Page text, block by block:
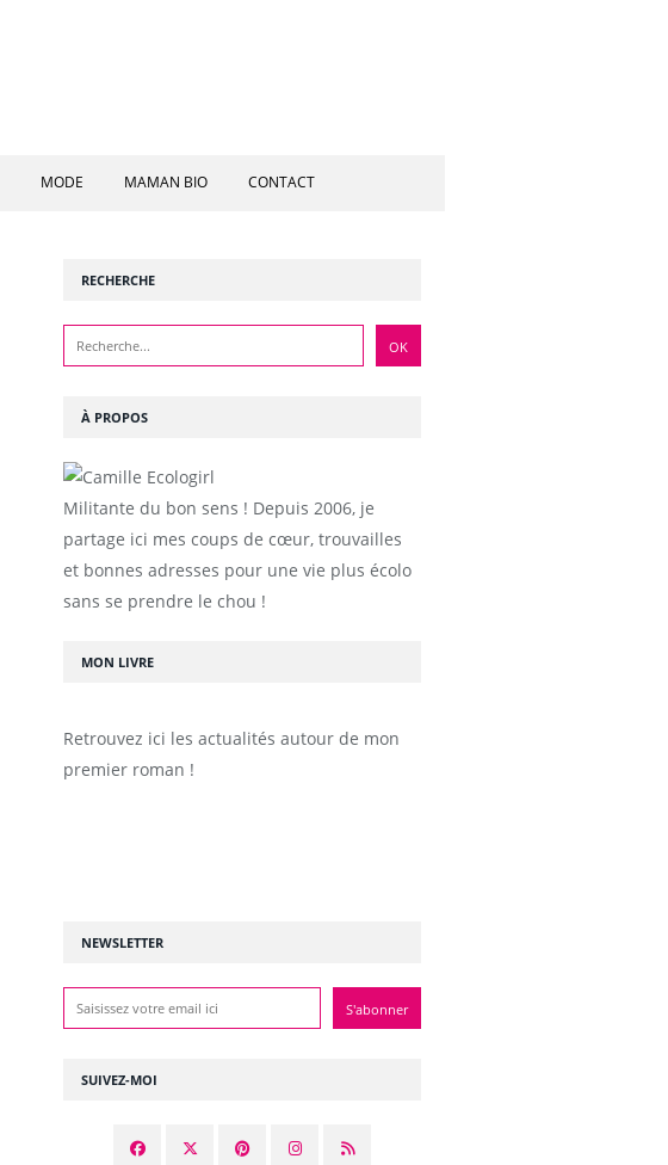
MODE MAMAN BIO CONTACT
NEWSLETTER
SUIVEZ-MOI
RECHERCHE
À PROPOS
Militante du bon sens ! Depuis 2006, je
partage ici mes coups de cœur, trouvailles
et bonnes adresses pour une vie plus écolo
sans se prendre le chou !
MON LIVRE
Retrouvez ici les actualités autour de mon
premier roman !